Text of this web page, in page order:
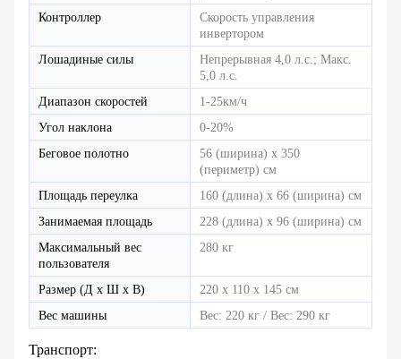
Контроллер
Скорость управления
инвертором
Лошадиные силы
Непрерывная 4,0 л.с.; Макс.
5,0 л.с.
Диапазон скоростей
1-25км/ч
Угол наклона
0-20%
Беговое полотно
56 (ширина) х 350
(периметр) см
Площадь переулка
160 (длина) х 66 (ширина) см
Занимаемая площадь
228 (длина) х 96 (ширина) см
Максимальный вес
пользователя
280 кг
Размер (Д х Ш х В)
220 х 110 х 145 см
Вес машины
Вес: 220 кг / Вес: 290 кг
Транспорт: